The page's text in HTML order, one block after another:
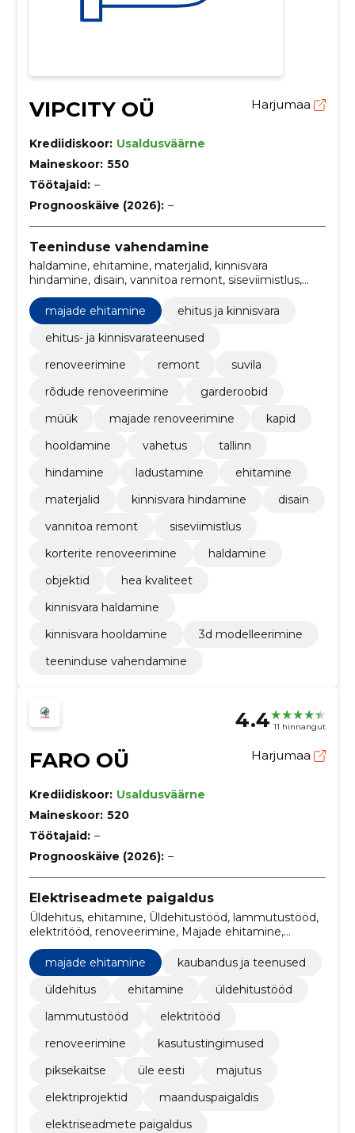
VIPCITY OÜ Harjumaa
Krediidiskoor: Usaldusväärne
Maineskoor: 550
Töötajaid: –
Prognooskäive (2026): –
Teeninduse vahendamine
haldamine, ehitamine, materjalid, kinnisvara
hindamine, disain, vannitoa remont, siseviimistlus,
Korterite renoveerimine, Kinnisvara hooldamine,
kinnisvara haldamine
majade ehitamine
ehitus ja kinnisvara
ehitus- ja kinnisvarateenused
renoveerimine
remont
suvila
rõdude renoveerimine
garderoobid
müük
majade renoveerimine
kapid
hooldamine
vahetus
tallinn
hindamine
ladustamine
ehitamine
materjalid
kinnisvara hindamine
disain
vannitoa remont
siseviimistlus
korterite renoveerimine
haldamine
objektid
hea kvaliteet
kinnisvara haldamine
kinnisvara hooldamine
3d modelleerimine
teeninduse vahendamine
4.4 11 hinnangut
FARO OÜ Harjumaa
Krediidiskoor: Usaldusväärne
Maineskoor: 520
Töötajaid: –
Prognooskäive (2026): –
Elektriseadmete paigaldus
Üldehitus, ehitamine, Üldehitustööd, lammutustööd,
elektritööd, renoveerimine, Majade ehitamine,
kasutustingimused, Piksekaitse, Üle Eesti
majade ehitamine
kaubandus ja teenused
üldehitus
ehitamine
üldehitustööd
lammutustööd
elektritööd
renoveerimine
kasutustingimused
piksekaitse
üle eesti
majutus
elektriprojektid
maanduspaigaldis
elektriseadmete paigaldus